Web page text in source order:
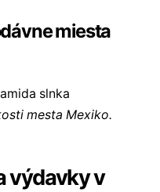
miesta
mesta Mexiko.
výdavky v